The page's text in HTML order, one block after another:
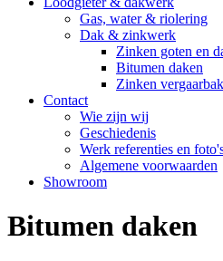
Gas, water & riolering
Dak & zinkwerk
Zinken goten en
Bitumen daken
Zinken
Contact
Wie zijn wij
Geschiedenis
Werk referenties en
Algemene voorwaarden
Showroom
Bitumen daken